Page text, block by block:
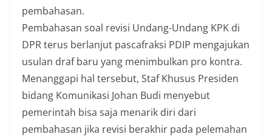
pembahasan.
Pembahasan soal revisi Undang-Undang KPK di
DPR terus berlanjut pascafraksi PDIP mengajukan
usulan draf baru yang menimbulkan pro kontra.
Menanggapi hal tersebut, Staf Khusus Presiden
bidang Komunikasi Johan Budi menyebut
pemerintah bisa saja menarik diri dari
pembahasan jika revisi berakhir pada pelemahan